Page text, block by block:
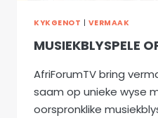
KYKGENOT | VERMAAK
MUSIEKBLYSPELE
AfriForumTV bring
saam op unieke wyse
oorspronklike